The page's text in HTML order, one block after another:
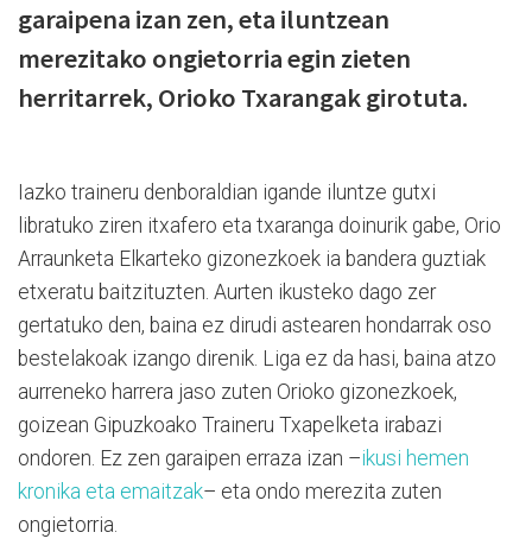
garaipena izan zen, eta iluntzean
merezitako ongietorria egin zieten
herritarrek, Orioko Txarangak girotuta.
Iazko traineru denboraldian igande iluntze gutxi
libratuko ziren itxafero eta txaranga doinurik gabe, Orio
Arraunketa Elkarteko gizonezkoek ia bandera guztiak
etxeratu baitzituzten. Aurten ikusteko dago zer
gertatuko den, baina ez dirudi astearen hondarrak oso
bestelakoak izango direnik. Liga ez da hasi, baina atzo
aurreneko harrera jaso zuten Orioko gizonezkoek,
goizean Gipuzkoako Traineru Txapelketa irabazi
ondoren. Ez zen garaipen erraza izan –ikusi hemen
kronika eta emaitzak– eta ondo merezita zuten
ongietorria.